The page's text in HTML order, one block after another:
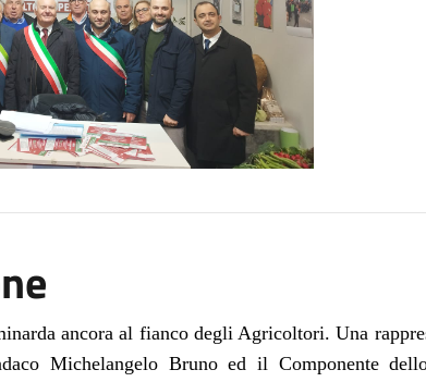
ancora al fianco degli Agricoltori. Una
Michelangelo Bruno ed il Componente